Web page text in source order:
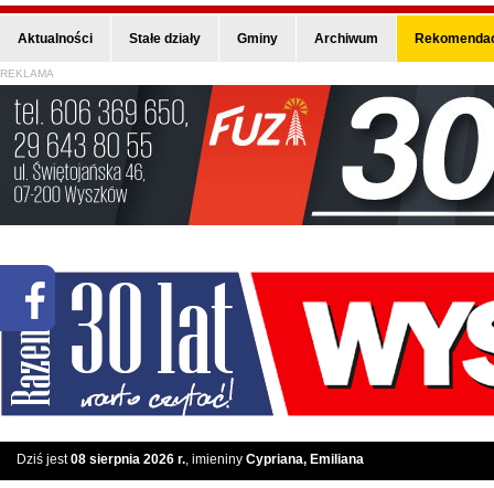
Aktualności Stałe działy Gminy Archiwum
REKLAMA
Dziś jest08 sierpnia 2026 r., imieniny Cypriana, Emiliana